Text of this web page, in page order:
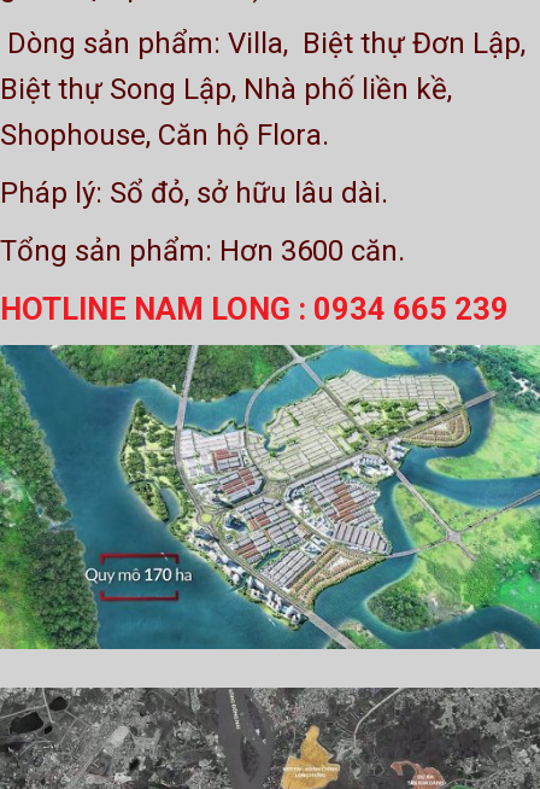
Dòng sản phẩm: Villa, Biệt thự Đơn Lập,
Biệt thự Song Lập, Nhà phố liền kề,
Shophouse, Căn hộ Flora.
Pháp lý: Sổ đỏ, sở hữu lâu dài.
Tổng sản phẩm: Hơn 3600 căn.
HOTLINE NAM LONG : 0934 665 239